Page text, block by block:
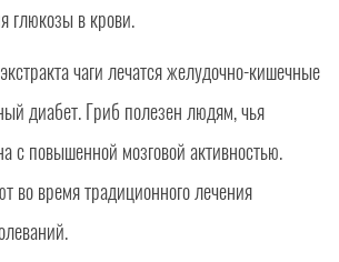
глюкозы в крови.
чаги лечатся желудочно-кишечные
диабет. Гриб полезен людям, чья
с повышенной мозговой активностью.
во время традиционного лечения